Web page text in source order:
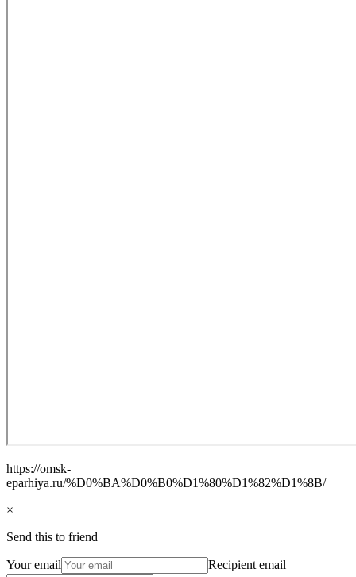
https://omsk-
eparhiya.ru/%D0%BA%D0%B0%D1%80%D1%82%D1%8B/
×
Send this to friend
Your email Recipient email